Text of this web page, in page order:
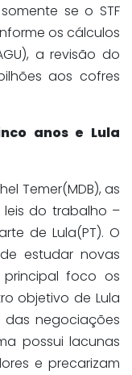
se o STF
os cálculos
a revisão do
aos cofres
anos e Lula
Temer(MDB), as
do trabalho –
de Lula(PT). O
estudar novas
foco os
objetivo de Lula
negociações
possui lacunas
e precarizam